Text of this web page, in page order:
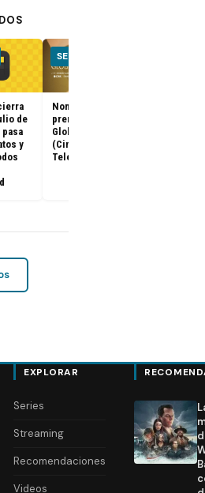
de
pasa
y
SERIES
Nominados a los
premios Golden
Globes 2025
(Cine y
Televisión)
EXPLORAR
Series
Streaming
Recomendaciones
Videos